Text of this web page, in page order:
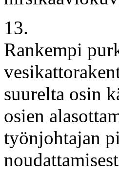
13.
Rankempi
suurelta osin
osien
työnjohtajan